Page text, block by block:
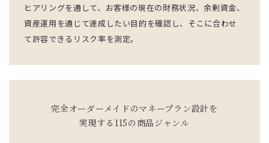
ヒアリングを通して、お客様の現在の財務状況、余剰資金、
資産運用を通じて達成したい目的を確認し、そこに合わせ
て許容できるリスク率を測定。
完全オーダーメイドのマネープラン設計を
実現する115の商品ジャンル